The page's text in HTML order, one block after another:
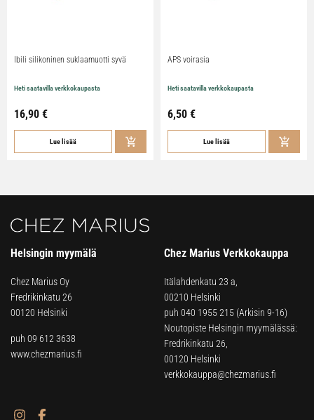
Ibili silikoninen suklaamuotti syvä
Heti saatavilla verkkokaupasta
16,90 €
Lue lisää
APS voirasia
Heti saatavilla verkkokaupasta
6,50 €
Lue lisää
Helsingin myymälä
Chez Marius Oy
Fredrikinkatu 26
00120 Helsinki
puh 09 612 3638
www.chezmarius.fi
Chez Marius Verkkokauppa
Itälahdenkatu 23 a,
00210 Helsinki
puh 040 1955 215 (Arkisin 9-16)
Noutopiste Helsingin myymälässä:
Fredrikinkatu 26,
00120 Helsinki
verkkokauppa@chezmarius.fi